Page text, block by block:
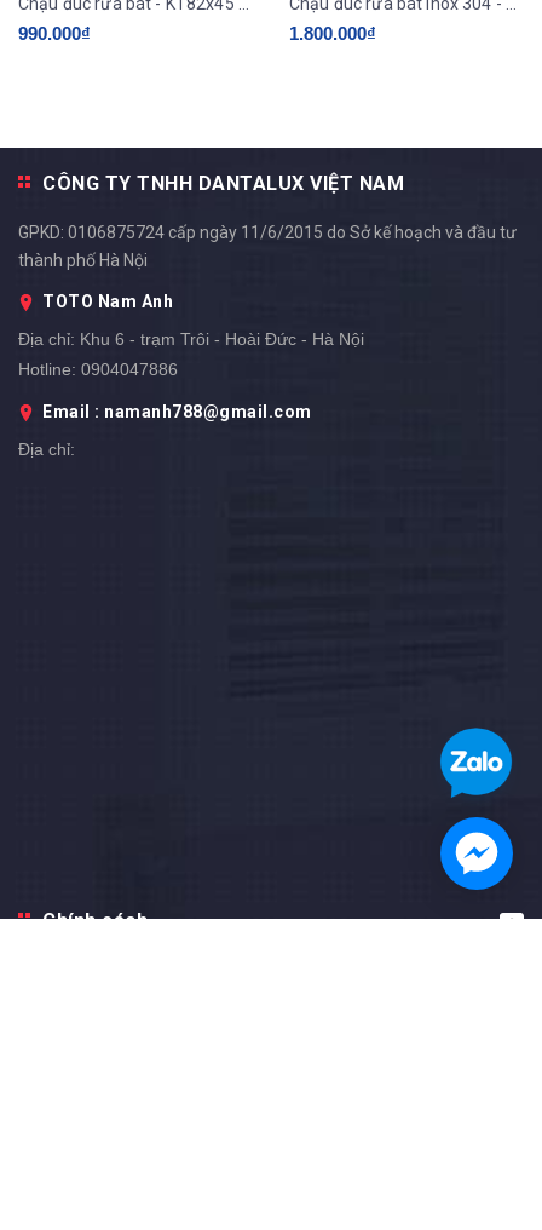
990.000₫ 1.800.000₫
CÔNG TY TNHH DANTALUX VIỆT NAM
GPKD: 0106875724 cấp ngày 11/6/2015 do Sở kế hoạch và đầu tư
thành phố Hà Nội
TOTO Nam Anh
Địa chỉ: Khu 6 - trạm Trôi - Hoài Đức - Hà Nội
Hotline: 0904047886
Email : namanh788@gmail.com
Địa chỉ:
Chính sách